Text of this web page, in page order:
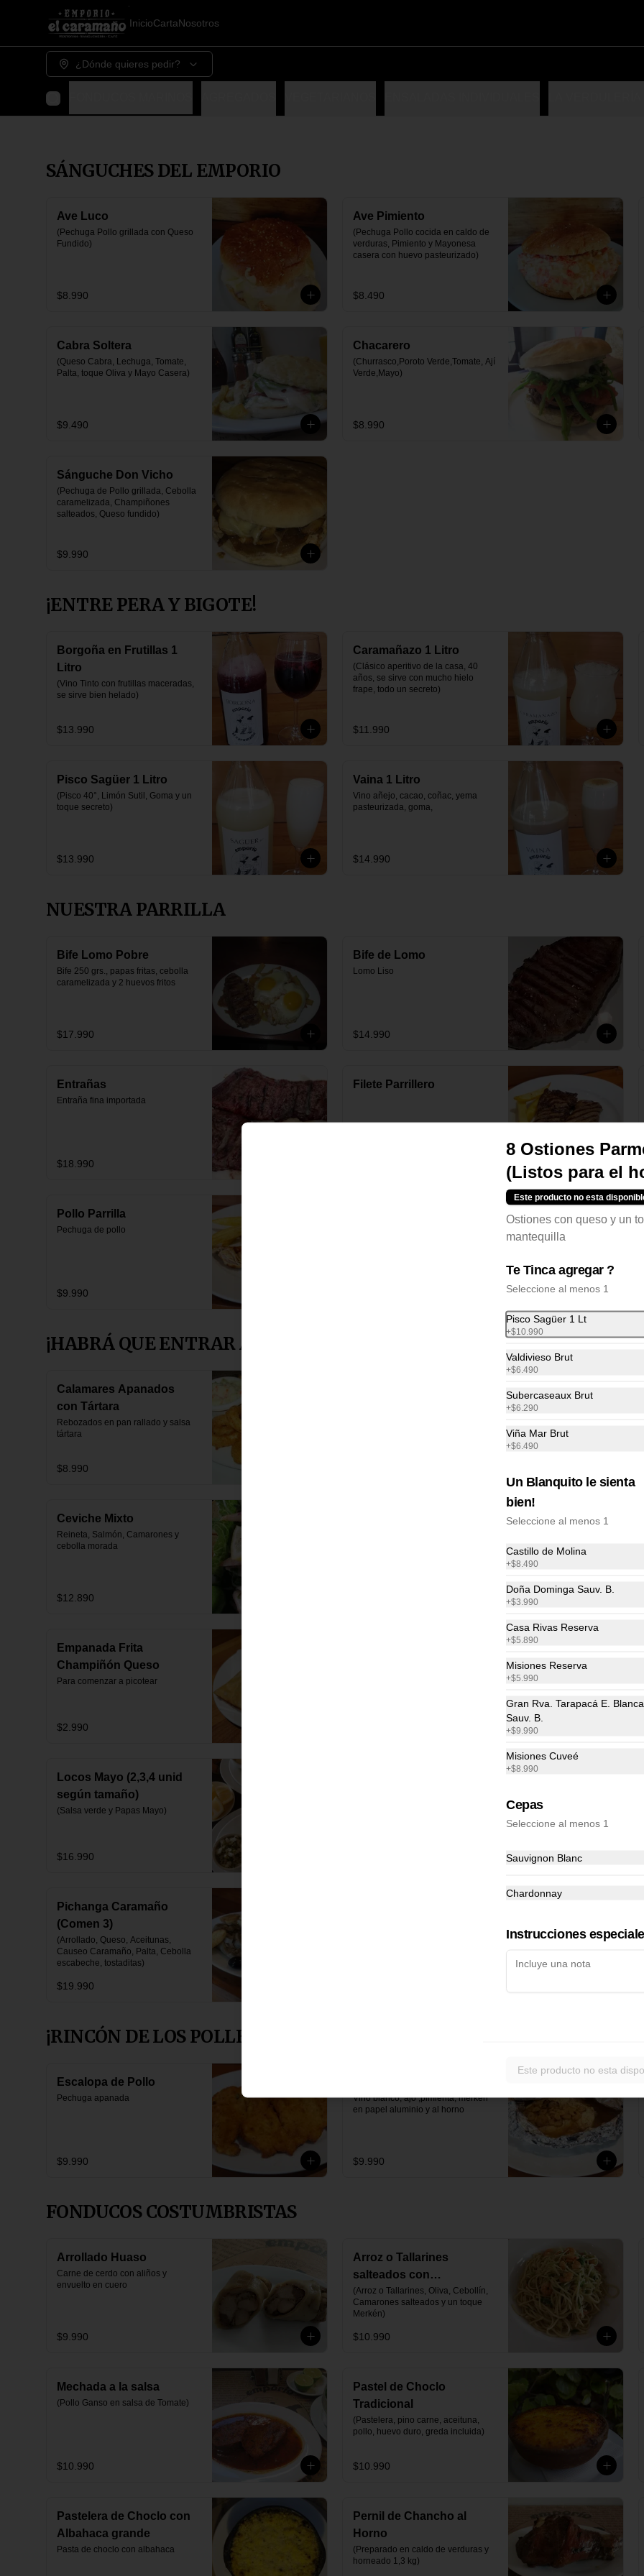
InicioCartaNosotros
¿Dónde quieres pedir?
SÁNGUCHES DEL EMPORIO
Ave Luco
(Pechuga Pollo grillada con Queso
Fundido)
$8.990
Ave Pimiento
(Pechuga Pollo cocida en caldo de
verduras, Pimiento y Mayonesa
casera con huevo pasteurizado)
$8.490
Cabra Soltera
(Queso Cabra, Lechuga, Tomate,
Palta, toque Oliva y Mayo Casera)
$9.490
Chacarero
(Churrasco,Poroto Verde,Tomate, Ají
Verde,Mayo)
$8.990
Sánguche Don Vicho
(Pechuga de Pollo grillada, Cebolla
caramelizada, Champiñones
salteados, Queso fundido)
$9.990
¡ENTRE PERA Y BIGOTE!
Borgoña en Frutillas 1
Litro
(Vino Tinto con frutillas maceradas,
se sirve bien helado)
$13.990
Caramañazo 1 Litro
(Clásico aperitivo de la casa, 40
años, se sirve con mucho hielo
frape, todo un secreto)
$11.990
Pisco Sagüer 1 Litro
(Pisco 40°, Limón Sutil, Goma y un
toque secreto)
$13.990
Vaina 1 Litro
Vino añejo, cacao, coñac, yema
pasteurizada, goma,
$14.990
NUESTRA PARRILLA
Bife Lomo Pobre
Bife 250 grs., papas fritas, cebolla
caramelizada y 2 huevos fritos
$17.990
Bife de Lomo
Lomo Liso
$14.990
Entrañas
Entraña fina importada
$18.990
Filete Parrillero
Pollo Parrilla
Pechuga de pollo
$9.990
¡HABRÁ QUE ENTRAR A PICAR POH!
Calamares Apanados
con Tártara
Rebozados en pan rallado y salsa
tártara
$8.990
Ceviche Mixto
Reineta, Salmón, Camarones y
cebolla morada
$12.890
Empanada Frita
Champiñón Queso
Para comenzar a picotear
$2.990
Locos Mayo (2,3,4 unid
según tamaño)
(Salsa verde y Papas Mayo)
$16.990
Pichanga Caramaño
(Comen 3)
(Arrollado, Queso, Aceitunas,
Causeo Caramaño, Palta, Cebolla
escabeche, tostaditas)
$19.990
¡RINCÓN DE LOS POLLERU'OS!
Escalopa de Pollo
Pechuga apanada
$9.990
Vino blanco, ajo ,pimienta, merkén
en papel aluminio y al horno
$9.990
FONDUCOS COSTUMBRISTAS
Arrollado Huaso
Carne de cerdo con aliños y
envuelto en cuero
$9.990
Arroz o Tallarines
salteados con
Camarones
(Arroz o Tallarines, Oliva, Cebollín,
Camarones salteados y un toque
Merkén)
$10.990
Mechada a la salsa
(Pollo Ganso en salsa de Tomate)
$10.990
Pastel de Choclo
Tradicional
(Pastelera, pino carne, aceituna,
pollo, huevo duro, greda incluida)
$10.990
Pastelera de Choclo con
Albahaca grande
Pasta de choclo con albahaca
Pernil de Chancho al
Horno
(Preparado en caldo de verduras y
horneado 1,3 kg)
8 Ostiones
(Listos para el
Este producto no esta
Ostiones con queso y un
mantequilla
Te Tinca agregar ?
Seleccione al menos 1
Pisco Sagüer 1 Lt
+$10.990
Valdivieso Brut
+$6.490
Subercaseaux Brut
+$6.290
Viña Mar Brut
+$6.490
Un Blanquito le sienta
bien!
Seleccione al menos 1
Castillo de Molina
+$8.490
Doña Dominga Sauv. B.
+$3.990
Casa Rivas Reserva
+$5.890
Misiones Reserva
+$5.990
Gran Rva. Tarapacá E. Blanca
Sauv. B.
+$9.990
Misiones Cuveé
+$8.990
Cepas
Seleccione al menos 1
Sauvignon Blanc
Chardonnay
Instrucciones
Este producto no esta